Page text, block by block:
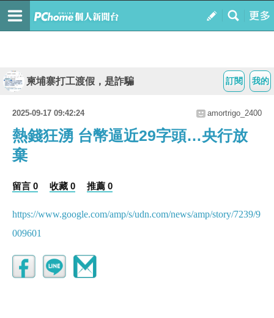
我的
訂閱
柬埔寨打工渡假，是詐騙
2025-09-17 09:42:24 amortrigo_2400
熱錢狂湧 台幣逼近29字頭…央行放
棄
留言 0 收藏 0 推薦 0
https://www.google.com/amp/s/udn.com/news/amp/story/7239/9
009601